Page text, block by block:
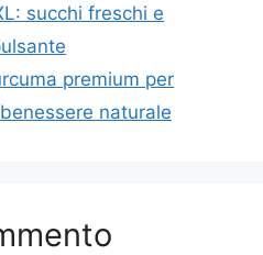
succhi freschi e
premium per
naturale